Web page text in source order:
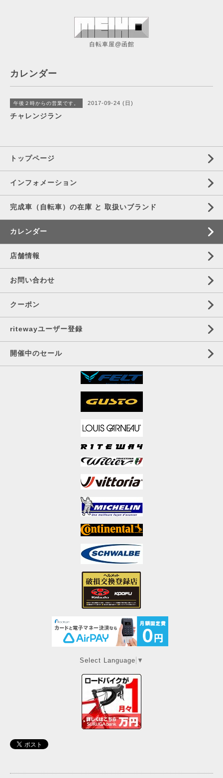
自転車屋@函館
カレンダー
午後２時からの営業です。 2017-09-24 (日)
チャレンジラン
トップページ
インフォメーション
完成車（自転車）の在庫 と 取扱いブランド
カレンダー
店舗情報
お問い合わせ
クーポン
ritewayユーザー登録
開催中のセール
Select Language ▼